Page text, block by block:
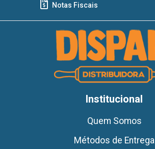
Notas Fiscais
Institucional
Quem Somos
Métodos de Entrega